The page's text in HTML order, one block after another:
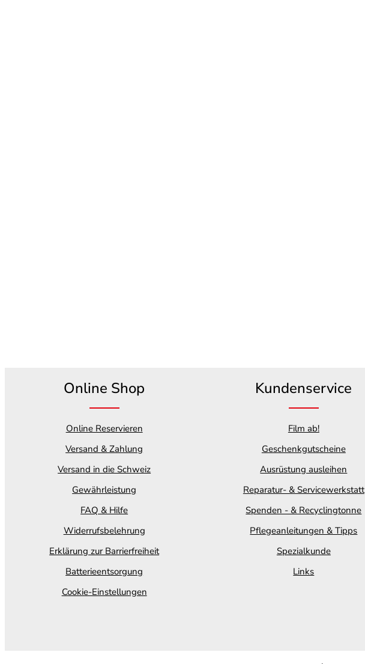
Online Shop
Online Reservieren
Versand & Zahlung
Versand in die Schweiz
Gewährleistung
FAQ & Hilfe
Widerrufsbelehrung
Erklärung zur Barrierfreiheit
Batterieentsorgung
Cookie-Einstellungen
Kundenservice
Film ab!
Geschenkgutscheine
Ausrüstung ausleihen
Reparatur- & Servicewerkstatt
Spenden - & Recyclingtonne
Pflegeanleitungen & Tipps
Spezialkunde
Links